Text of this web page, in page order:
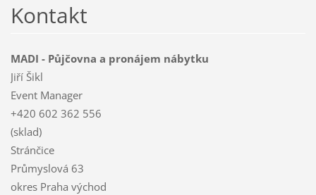
Kontakt
MADI - Půjčovna a pronájem nábytku
Jiří Šikl
Event Manager
+420 602 362 556
(sklad)
Stránčice
Průmyslová 63
okres Praha východ